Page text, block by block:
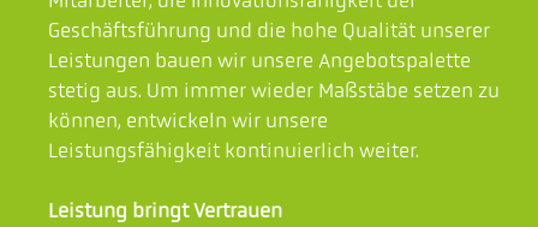
Geschäftsführung und die hohe Qualität unserer
Leistungen bauen wir unsere Angebotspalette
stetig aus. Um immer wieder Maßstäbe setzen zu
können, entwickeln wir unsere
Leistungsfähigkeit kontinuierlich weiter.
Leistung bringt Vertrauen